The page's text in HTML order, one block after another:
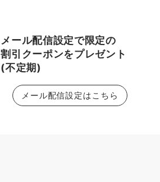
メール配信設定で限定の
割引クーポンをプレゼント
(不定期)
メール配信設定はこちら